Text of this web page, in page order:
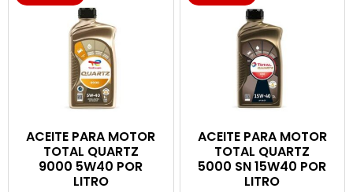
ACEITE PARA MOTOR
TOTAL QUARTZ
9000 5W40 POR
LITRO
ACEITE PARA MOTOR
TOTAL QUARTZ
5000 SN 15W40 POR
LITRO